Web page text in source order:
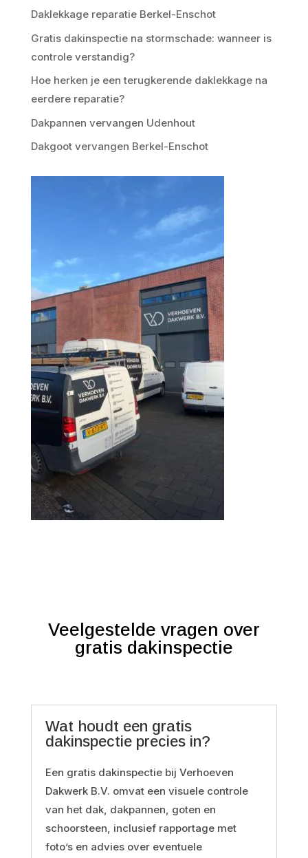
Daklekkage reparatie Berkel-Enschot
Gratis dakinspectie na stormschade: wanneer is
controle verstandig?
Hoe herken je een terugkerende daklekkage na
eerdere reparatie?
Dakpannen vervangen Udenhout
Dakgoot vervangen Berkel-Enschot
Veelgestelde vragen over
gratis dakinspectie
Wat houdt een gratis
dakinspectie precies in?
Een gratis dakinspectie bij Verhoeven
Dakwerk B.V. omvat een visuele controle
van het dak, dakpannen, goten en
schoorsteen, inclusief rapportage met
foto’s en advies over eventuele